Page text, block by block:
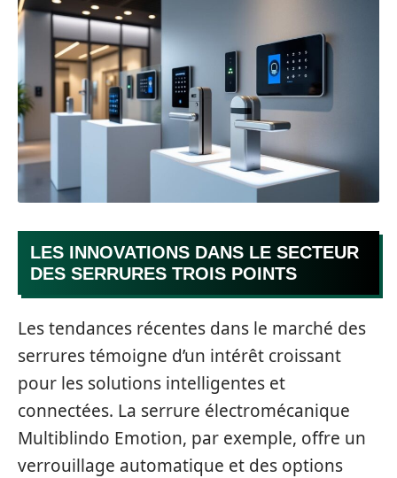
LES INNOVATIONS DANS LE SECTEUR
DES SERRURES TROIS POINTS
Les tendances récentes dans le marché des
serrures témoigne d’un intérêt croissant
pour les solutions intelligentes et
connectées. La serrure électromécanique
Multiblindo Emotion, par exemple, offre un
verrouillage automatique et des options